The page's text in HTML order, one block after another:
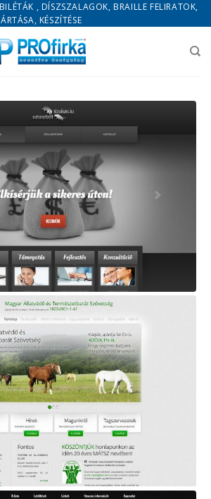
, DÍSZSZALAGOK, BRAILLE FELIRATOK,
KÉSZÍTÉSE